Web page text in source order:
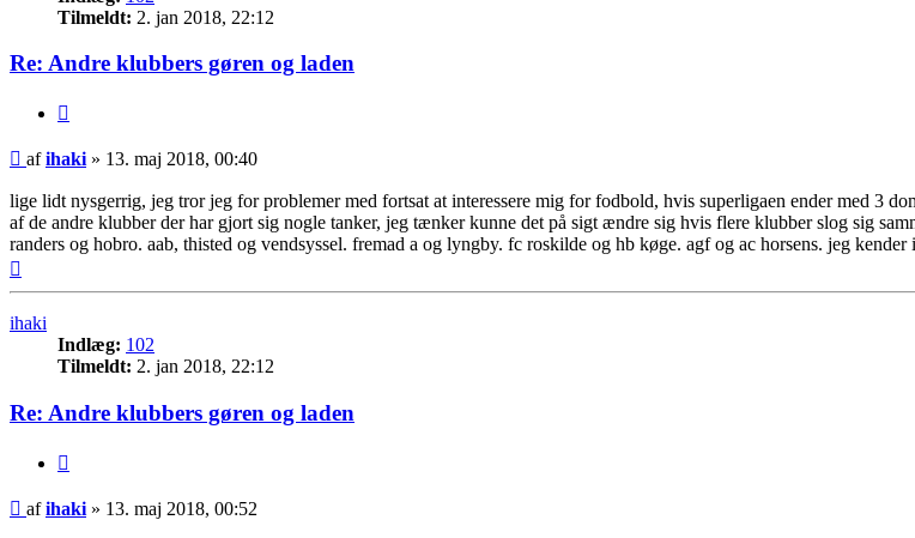
Tilmeldt: 2. jan 2018, 22:12
Re: Andre klubbers gøren og laden
Indlæg
afihaki » 13. maj 2018, 00:40
lige lidt nysgerrig, jeg tror jeg for problemer med fortsat at interessere mig for fodbold, hvis superligaen ender med 3
af de andre klubber der har gjort sig nogle tanker, jeg tænker kunne det på sigt ændre sig hvis flere klubber slog sig
randers og hobro. aab, thisted og vendsyssel. fremad a og lyngby. fc roskilde og hb køge. agf og ac horsens. jeg
ihaki
Indlæg: 102
Tilmeldt: 2. jan 2018, 22:12
Re: Andre klubbers gøren og laden
Indlæg
afihaki » 13. maj 2018, 00:52